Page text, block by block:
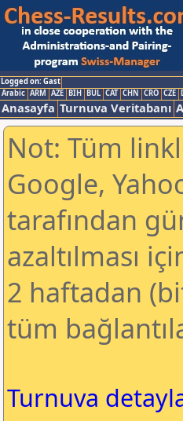
Logged on: Gast
Arabic ARM AZE BIH BUL CAT CHN CRO CZE
Anasayfa Turnuva Veritabanı
Not: Tüm
Google,
tarafından
azaltılması
2 haftadan
tüm
Turnuva